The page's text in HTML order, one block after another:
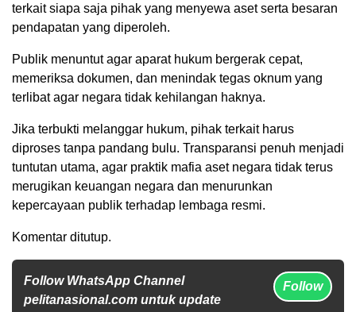
terkait siapa saja pihak yang menyewa aset serta besaran
pendapatan yang diperoleh.
Publik menuntut agar aparat hukum bergerak cepat,
memeriksa dokumen, dan menindak tegas oknum yang
terlibat agar negara tidak kehilangan haknya.
Jika terbukti melanggar hukum, pihak terkait harus
diproses tanpa pandang bulu. Transparansi penuh menjadi
tuntutan utama, agar praktik mafia aset negara tidak terus
merugikan keuangan negara dan menurunkan
kepercayaan publik terhadap lembaga resmi.
Komentar ditutup.
Follow WhatsApp Channel
pelitanasional.com untuk update
Follow